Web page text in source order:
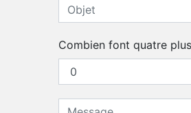
Combien font quatre